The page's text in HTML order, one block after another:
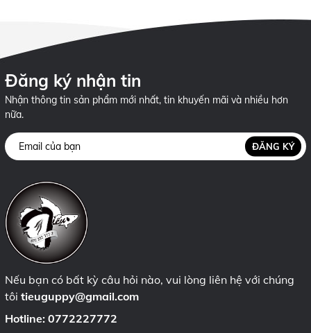
Đăng ký nhận tin
Nhận thông tin sản phẩm mới nhất, tin khuyến mãi và nhiều hơn
nữa.
ĐĂNG KÝ
Nếu bạn có bất kỳ câu hỏi nào, vui lòng liên hệ với chúng
tôi tieuguppy@gmail.com
Hotline: 0772227772